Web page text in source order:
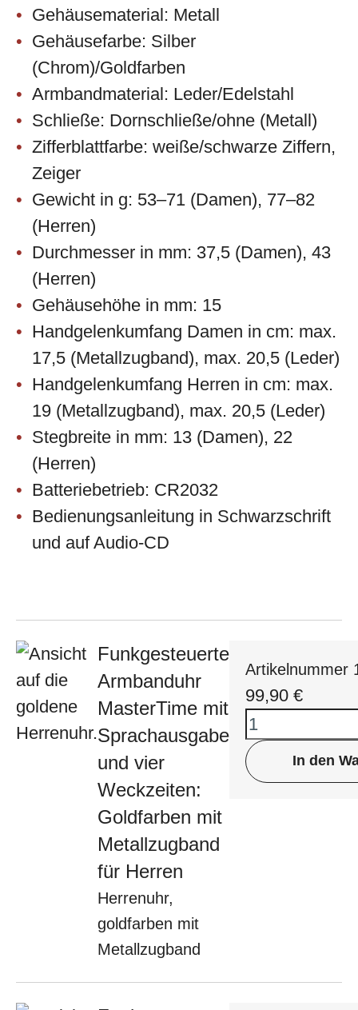
Gehäusematerial: Metall
Gehäusefarbe: Silber
(Chrom)/Goldfarben
Armbandmaterial: Leder/Edelstahl
Schließe: Dornschließe/ohne (Metall)
Zifferblattfarbe: weiße/schwarze Ziffern,
Zeiger
Gewicht in g: 53–71 (Damen), 77–82
(Herren)
Durchmesser in mm: 37,5 (Damen), 43
(Herren)
Gehäusehöhe in mm: 15
Handgelenkumfang Damen in cm: max.
17,5 (Metallzugband), max. 20,5 (Leder)
Handgelenkumfang Herren in cm: max.
19 (Metallzugband), max. 20,5 (Leder)
Stegbreite in mm: 13 (Damen), 22
(Herren)
Batteriebetrieb: CR2032
Bedienungsanleitung in Schwarzschrift
und auf Audio-CD
Funkgesteuerte
Armbanduhr
MasterTime mit
Sprachausgabe
und vier
Weckzeiten:
Goldfarben mit
Metallzugband
für Herren
Herrenuhr,
goldfarben mit
Metallzugband
Artikelnummer
99,90 €
In den